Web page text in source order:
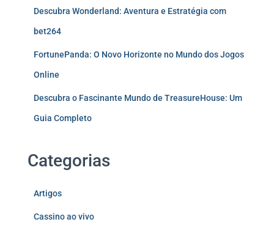
Descubra Wonderland: Aventura e Estratégia com
bet264
FortunePanda: O Novo Horizonte no Mundo dos Jogos
Online
Descubra o Fascinante Mundo de TreasureHouse: Um
Guia Completo
Categorias
Artigos
Cassino ao vivo